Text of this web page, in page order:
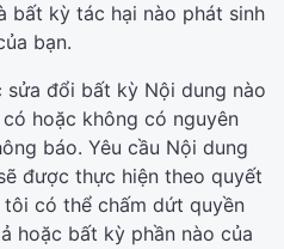
bất kỳ tác hại nào phát sinh
bạn.
đổi bất kỳ Nội dung nào
hoặc không có nguyên
báo. Yêu cầu Nội dung
được thực hiện theo quyết
có thể chấm dứt quyền
hoặc bất kỳ phần nào của